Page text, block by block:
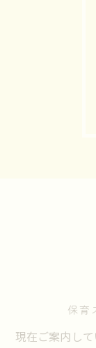
保育
現在ご案内し